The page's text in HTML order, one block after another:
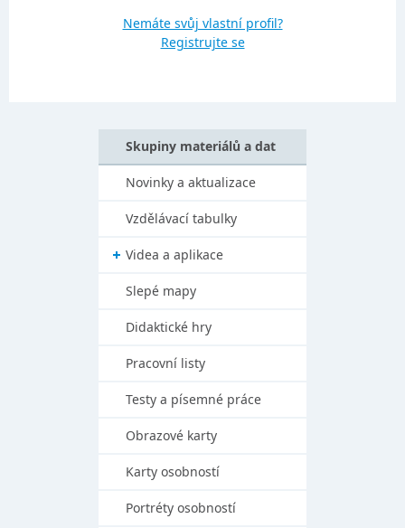
Nemáte svůj vlastní profil?
Registrujte se
Skupiny materiálů a dat
Novinky a aktualizace
Vzdělávací tabulky
Videa a aplikace
Slepé mapy
Didaktické hry
Pracovní listy
Testy a písemné práce
Obrazové karty
Karty osobností
Portréty osobností